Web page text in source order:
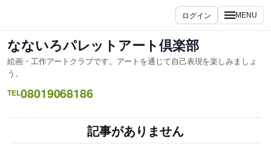
ス
キ
プ
ログイン MENU
なないろパレットアート倶楽部
絵画・工作アートクラブです。アートを通じて自己表現を楽しみましょ
う。
TEL08019068186
記事がありません